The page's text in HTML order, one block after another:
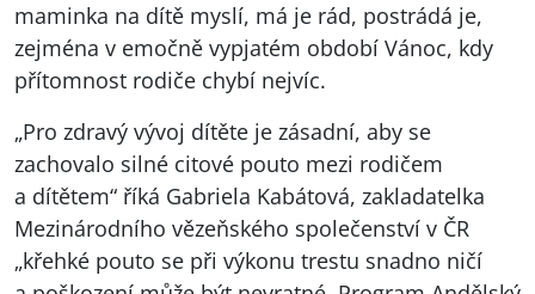
maminka na dítě myslí, má je rád, postrádá je,
zejména v emočně vypjatém období Vánoc, kdy
přítomnost rodiče chybí nejvíc.
„Pro zdravý vývoj dítěte je zásadní, aby se
zachovalo silné citové pouto mezi rodičem
a dítětem“ říká Gabriela Kabátová, zakladatelka
Mezinárodního vězeňského společenství v ČR
„křehké pouto se při výkonu trestu snadno ničí